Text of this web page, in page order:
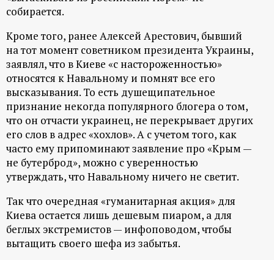
собирается.
Кроме того, ранее Алексей Арестович, бывший
на тот момент советником президента Украины,
заявлял, что в Киеве «с настороженностью»
относятся к Навальному и помнят все его
высказывания. То есть душещипательное
признание некогда популярного блогера о том,
что он отчасти украинец, не перекрывает других
его слов в адрес «хохлов». А с учетом того, как
часто ему припоминают заявление про «Крым —
не бутерброд», можно с уверенностью
утверждать, что Навальному ничего не светит.
Так что очередная «гуманитарная акция» для
Киева остается лишь дешевым пиаром, а для
беглых экстремистов — инфоповодом, чтобы
вытащить своего шефа из забытья.